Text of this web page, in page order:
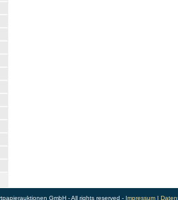
GmbH - All rights reserved - Impressum|